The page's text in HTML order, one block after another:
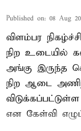
Published on: 08 Aug
விளம்பர
நிற உடையில்
அங்கு இருந்த
நிற ஆடை
என கேள்வி